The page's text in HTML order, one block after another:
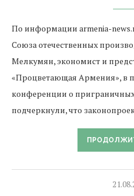
По информации armenia-
Союза отечественных
Мелкумян, экономист и
«Процветающая Армения», в
конференции о
подчеркнули, что